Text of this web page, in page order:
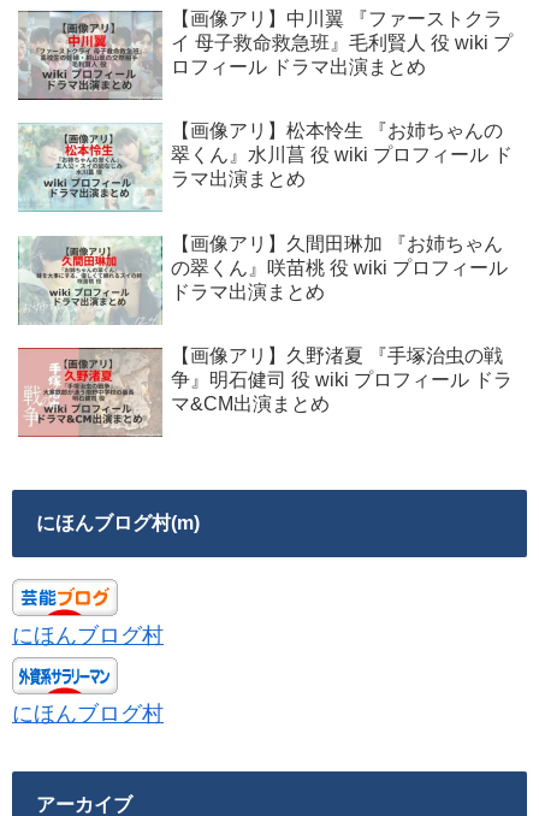
【画像アリ】中川翼 『ファーストクラ
イ 母子救命救急班』毛利賢人 役 wiki プ
ロフィール ドラマ出演まとめ
【画像アリ】松本怜生 『お姉ちゃんの
翠くん』水川菖 役 wiki プロフィール ド
ラマ出演まとめ
【画像アリ】久間田琳加 『お姉ちゃん
の翠くん』咲苗桃 役 wiki プロフィール
ドラマ出演まとめ
【画像アリ】久野渚夏 『手塚治虫の戦
争』明石健司 役 wiki プロフィール ドラ
マ&CM出演まとめ
にほんブログ村(m)
にほんブログ村
にほんブログ村
アーカイブ